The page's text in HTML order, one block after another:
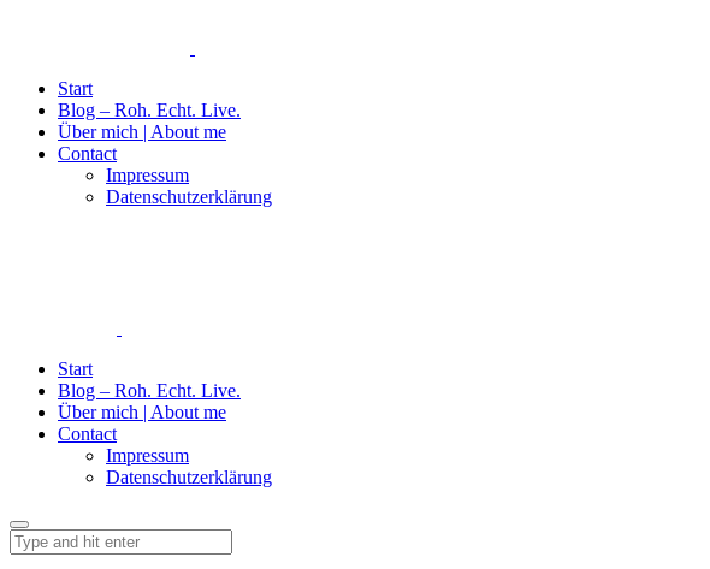
Start
Blog – Roh. Echt. Live.
Über mich | About me
Contact
Impressum
Datenschutzerklärung
Start
Blog – Roh. Echt. Live.
Über mich | About me
Contact
Impressum
Datenschutzerklärung